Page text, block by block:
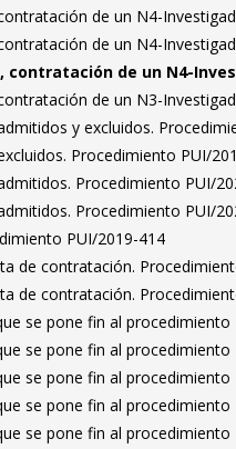
de un N4-
de un N4-
contratación de un N4-
de un N3-
y excluidos.
Procedimiento PUI/
Procedimiento PUI/
Procedimiento PUI/
PUI/2019-414
de contratación.
de contratación.
se pone fin al procedimiento
se pone fin al procedimiento
se pone fin al procedimiento
se pone fin al procedimiento
se pone fin al procedimiento